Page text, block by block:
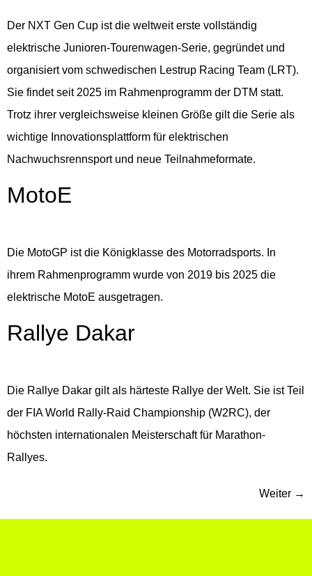
Der NXT Gen Cup ist die weltweit erste vollständig
elektrische Junioren-Tourenwagen-Serie, gegründet und
organisiert vom schwedischen Lestrup Racing Team (LRT).
Sie findet seit 2025 im Rahmenprogramm der DTM statt.
Trotz ihrer vergleichsweise kleinen Größe gilt die Serie als
wichtige Innovationsplattform für elektrischen
Nachwuchsrennsport und neue Teilnahmeformate.
MotoE
Die MotoGP ist die Königklasse des Motorradsports. In
ihrem Rahmenprogramm wurde von 2019 bis 2025 die
elektrische MotoE ausgetragen.
Rallye Dakar
Die Rallye Dakar gilt als härteste Rallye der Welt. Sie ist Teil
der FIA World Rally-Raid Championship (W2RC), der
höchsten internationalen Meisterschaft für Marathon-
Rallyes.
Weiter →